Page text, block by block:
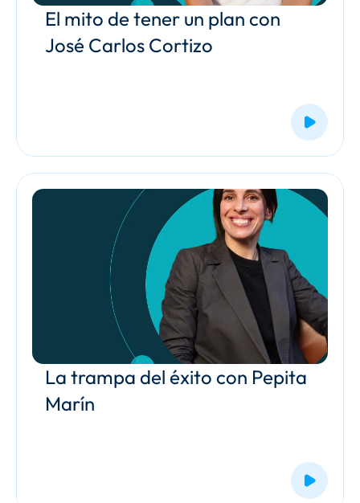
El mito de tener un plan con
José Carlos Cortizo
La trampa del éxito con Pepita
Marín